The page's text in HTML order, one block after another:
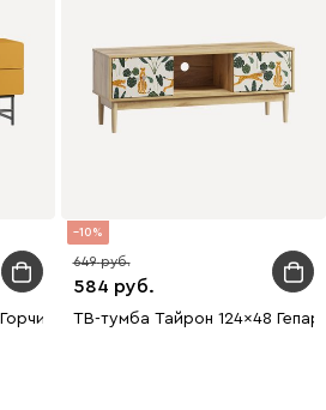
10
584
649
ТВ-тумба Тайрон 124x48